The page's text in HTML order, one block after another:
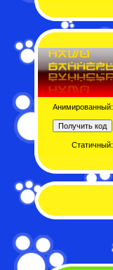
Анимированный:
Статичный: